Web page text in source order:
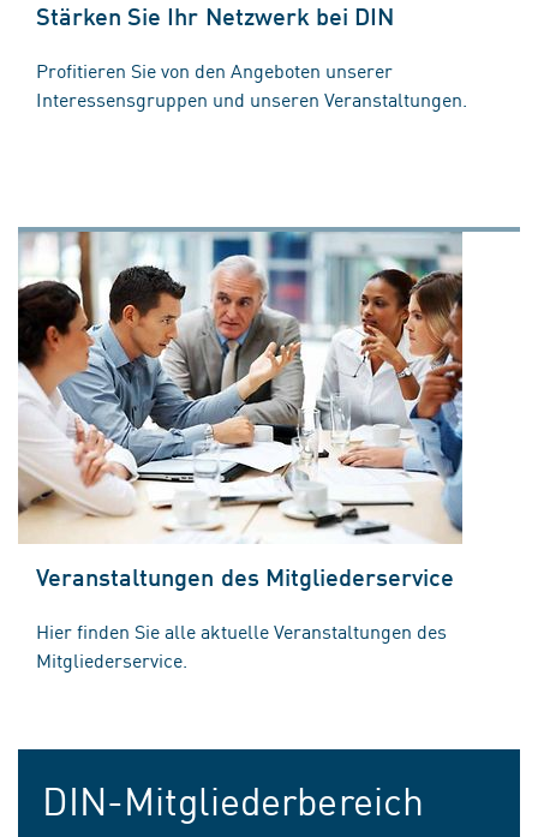
Stärken Sie Ihr Netzwerk bei DIN
Profitieren Sie von den Angeboten unserer
Interessensgruppen und unseren Veranstaltungen.
Veranstaltungen des Mitgliederservice
Hier finden Sie alle aktuelle Veranstaltungen des
Mitgliederservice.
DIN-Mitgliederbereich